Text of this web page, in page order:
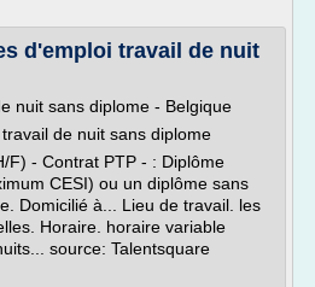
d'emploi travail de nuit
nuit sans diplome - Belgique
de nuit sans diplome
F) - Contrat PTP - : Diplôme
CESI) ou un diplôme sans
Domicilié à... Lieu de travail. les
Horaire. horaire variable
source: Talentsquare